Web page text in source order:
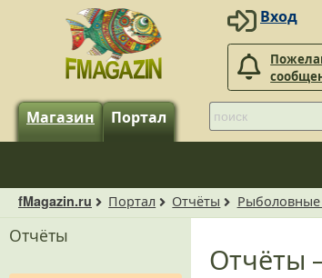
Вход
Магазин Портал
fMagazin.ru Портал Отчёты Рыболовные
Отчёты